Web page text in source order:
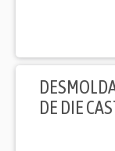
DE DIE